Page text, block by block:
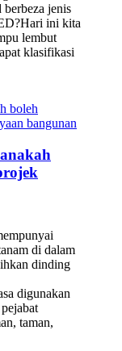
berbeza jenis
ini kita
lembut
klasifikasi
di dalam
dinding
digunakan
taman,